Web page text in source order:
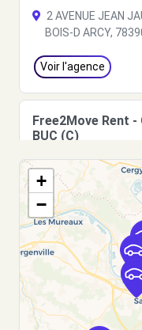
2 AVENUE JEAN
BOIS-D ARCY,
Voir l'agence
Free2Move Rent -
BUC (C)
641 AVENUE
BUC, 78530
Voir l'agence
Free2move Rent -
27 TER AVENUE
VELIZY, FR-78,
+
−